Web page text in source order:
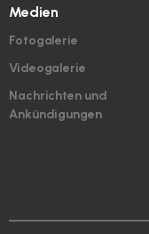
Medien
Fotogalerie
Videogalerie
Nachrichten und
Ankündigungen